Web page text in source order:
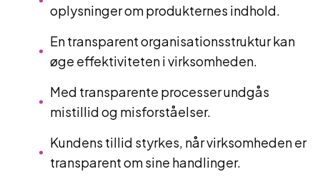
oplysninger om produkternes indhold.
En transparent organisationsstruktur kan
øge effektiviteten i virksomheden.
Med transparente processer undgås
mistillid og misforståelser.
Kundens tillid styrkes, når virksomheden er
transparent om sine handlinger.